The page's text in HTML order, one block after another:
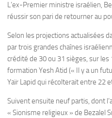
L’ex-Premier ministre israélien,
réussir son pari de retourner au
Selon les projections actualisées
par trois grandes chaînes
crédité de 30 ou 31 sièges, sur
formation Yesh Atid (« Il y a un
Yaïr Lapid qui récolterait entre 22
Suivent ensuite neuf partis, dont
« Sionisme religieux » de Bezalel